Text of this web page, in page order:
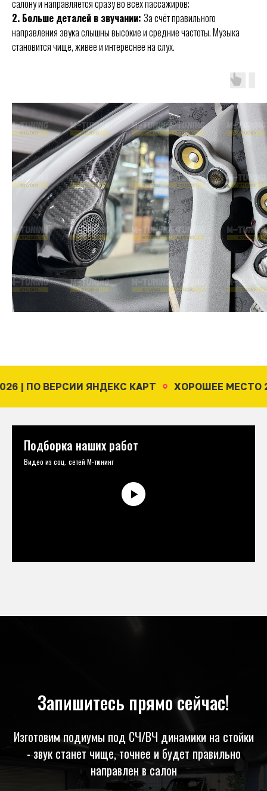
салону и направляется сразу во всех пассажиров;
2. Больше деталей в звучании: За счёт правильного
направления звука слышны высокие и средние частоты. Музыка
становится чище, живее и интереснее на слух.
ЯНДЕКС КАРТ ХОРОШЕЕ МЕСТО 2026 | ПО
Подборка наших работ
Видео из соц. сетей М-тюнинг
Запишитесь прямо сейчас!
Изготовим подиумы под СЧ/ВЧ динамики на стойки
- звук станет чище, точнее и будет правильно
направлен в салон